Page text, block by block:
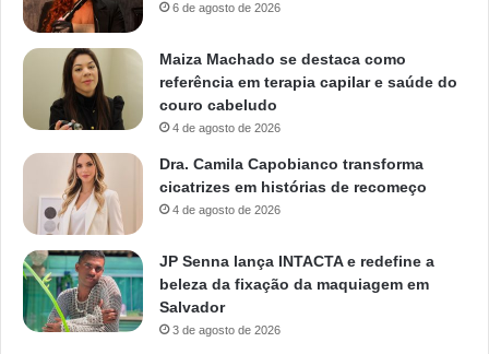
6 de agosto de 2026
Maiza Machado se destaca como
referência em terapia capilar e saúde do
couro cabeludo
4 de agosto de 2026
Dra. Camila Capobianco transforma
cicatrizes em histórias de recomeço
4 de agosto de 2026
JP Senna lança INTACTA e redefine a
beleza da fixação da maquiagem em
Salvador
3 de agosto de 2026